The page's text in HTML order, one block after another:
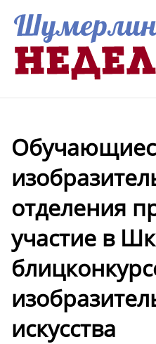
отделения
участие в
искусства